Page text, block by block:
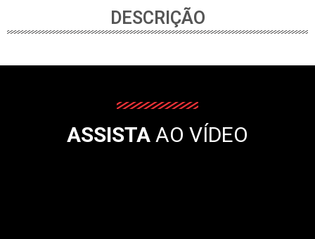
DESCRIÇÃO
ASSISTA AO VÍDEO